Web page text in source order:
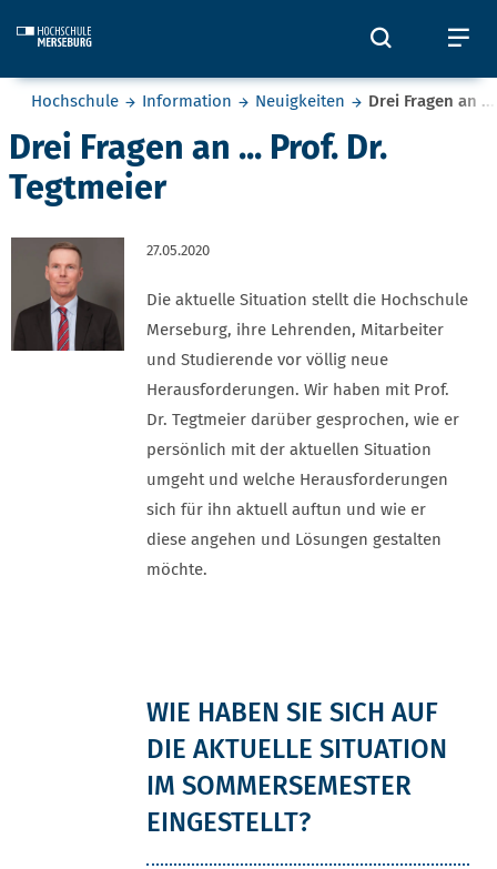
Öffnet
Sie befinden sich hier:
Hochschule Information Neuigkeiten Drei Fragen an
Drei Fragen an ... Prof. Dr.
Tegtmeier
27.05.2020
Die aktuelle Situation stellt die Hochschule
Merseburg, ihre Lehrenden, Mitarbeiter
und Studierende vor völlig neue
Herausforderungen. Wir haben mit Prof.
Dr. Tegtmeier darüber gesprochen, wie er
persönlich mit der aktuellen Situation
umgeht und welche Herausforderungen
sich für ihn aktuell auftun und wie er
diese angehen und Lösungen gestalten
möchte.
WIE HABEN SIE SICH AUF
DIE AKTUELLE SITUATION
IM SOMMERSEMESTER
EINGESTELLT?